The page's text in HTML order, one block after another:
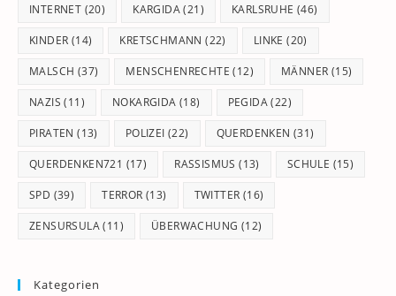
INTERNET (20) KARGIDA(21) KARLSRUHE (46)
KINDER (14) KRETSCHMANN (22) LINKE (20)
MALSCH (37) MENSCHENRECHTE (12) MÄNNER (15)
NAZIS (11) NOKARGIDA (18) PEGIDA(22)
PIRATEN (13) POLIZEI (22) QUERDENKEN (31)
QUERDENKEN721 (17) RASSISMUS (13) SCHULE (15)
SPD (39) TERROR (13) TWITTER (16)
ZENSURSULA(11) ÜBERWACHUNG (12)
Kategorien